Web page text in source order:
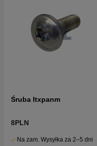
Śruba Itxpanm
8PLN
Na zam. Wysyłka za 2–5 dni